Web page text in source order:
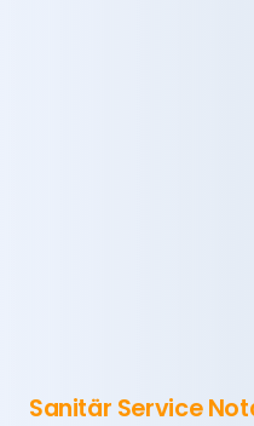
Sanitär Service